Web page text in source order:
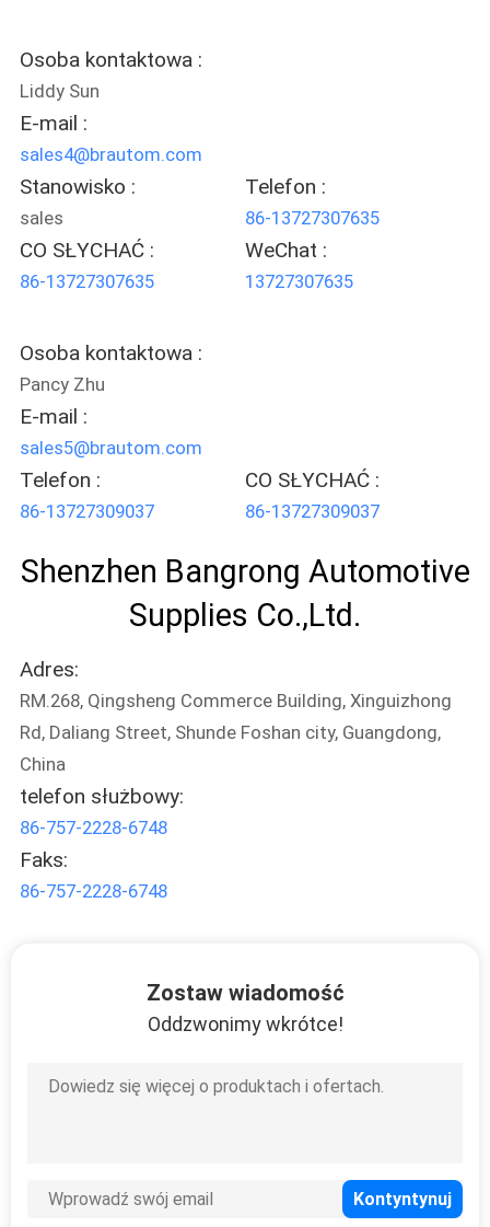
Osoba kontaktowa :
Liddy Sun
E-mail :
sales4@brautom.com
Stanowisko :
sales
Telefon :
86-13727307635
CO SŁYCHAĆ :
86-13727307635
WeChat :
13727307635
Osoba kontaktowa :
Pancy Zhu
E-mail :
sales5@brautom.com
Telefon :
86-13727309037
CO SŁYCHAĆ :
86-13727309037
Shenzhen Bangrong Automotive
Supplies Co.,Ltd.
Adres:
RM.268, Qingsheng Commerce Building, Xinguizhong
Rd, Daliang Street, Shunde Foshan city, Guangdong,
China
telefon służbowy:
86-757-2228-6748
Faks:
86-757-2228-6748
Zostaw wiadomość
Oddzwonimy wkrótce!